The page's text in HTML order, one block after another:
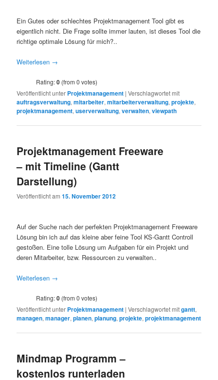
Ein Gutes oder schlechtes Projektmanagement Tool gibt es
eigentlich nicht. Die Frage sollte immer lauten, ist dieses Tool die
richtige optimale Lösung für mich?..
Weiterlesen →
Rating:0 (from 0 votes)
Veröffentlicht unter Projektmanagement |Verschlagwortet mit
auftragsverwaltung,mitarbeiter,mitarbeiterverwaltung,projekte,
projektmanagement,userverwaltung,verwalten,viewpath
Projektmanagement Freeware
– mit Timeline (Gantt
Darstellung)
Veröffentlicht am15. November 2012
Auf der Suche nach der perfekten Projektmanagement Freeware
Lösung bin ich auf das kleine aber feine Tool KS-Gantt Controll
gestoßen. Eine tolle Lösung um Aufgaben für ein Projekt und
deren Mitarbeiter, bzw. Ressourcen zu verwalten..
Weiterlesen →
Rating:0 (from 0 votes)
Veröffentlicht unter Projektmanagement |Verschlagwortet mitgantt,
managen,manager,planen,planung,projekte,projektmanagement
Mindmap Programm –
kostenlos runterladen